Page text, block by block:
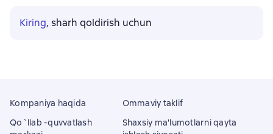
Kiring, sharh qoldirish uchun
Kompaniya haqida
Qo`llab -quvvatlash
Ommaviy taklif
Shaxsiy ma'lumotlarni qayta